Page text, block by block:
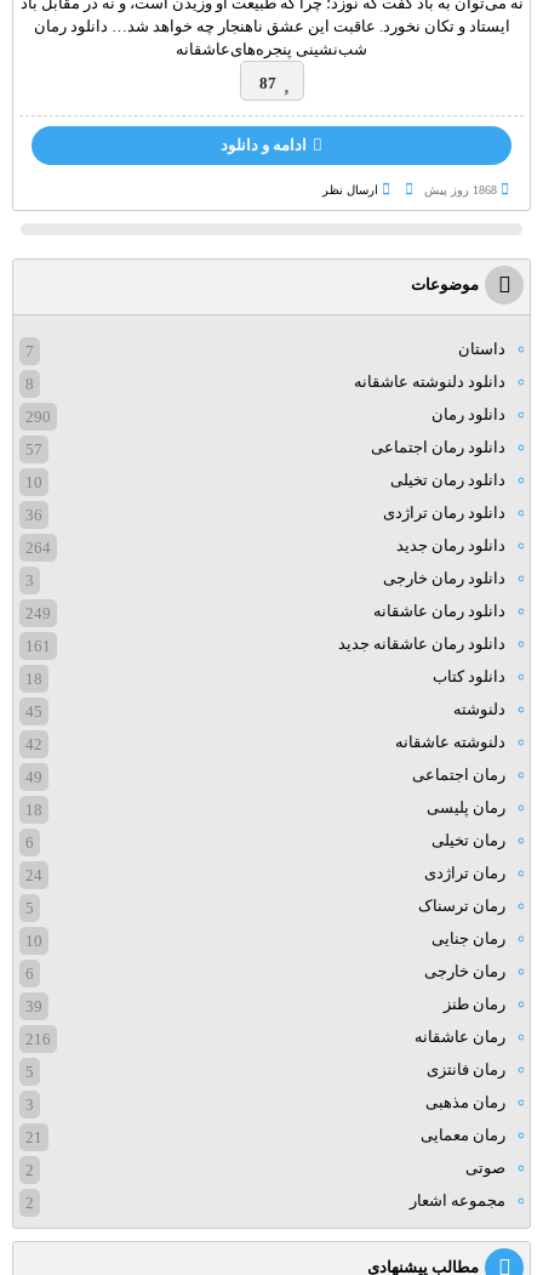
ایستاد و تکان نخورد. عاقبت این عشق ناهنجار چه خواهد شد… دانلود رمان
شب‌نشینی پنجره‌های‌عاشقانه‌
87
ادامه و دانلود
1868 روز پيش ارسال نظر
موضوعات
داستان
7
دانلود دلنوشته عاشقانه
8
دانلود رمان
290
دانلود رمان اجتماعی
57
دانلود رمان تخیلی
10
دانلود رمان تراژدی
36
دانلود رمان جدید
264
دانلود رمان خارجی
3
دانلود رمان عاشقانه
249
دانلود رمان عاشقانه جدید
161
دانلود کتاب
18
دلنوشته
45
دلنوشته عاشقانه
42
رمان اجتماعی
49
رمان پلیسی
18
رمان تخیلی
6
رمان تراژدی
24
رمان ترسناک
5
رمان جنایی
10
رمان خارجی
6
رمان طنز
39
رمان عاشقانه
216
رمان فانتزی
5
رمان مذهبی
3
رمان معمایی
21
صوتی
2
مجموعه اشعار
2
مطالب پیشنهادی